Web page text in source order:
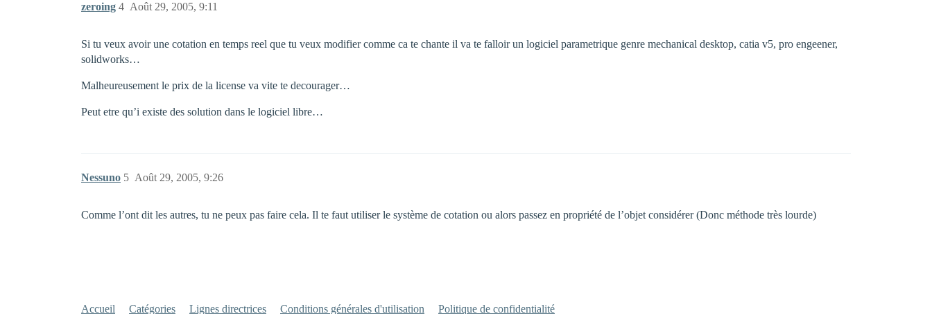
zeroing Août 29, 2005, 9:11
4
Si tu veux avoir une cotation en temps reel que tu veux modifier comme ca te chante il va te falloir un logiciel parametrique genre mechanical desktop, catia v5, pro engeener,
solidworks…
Malheureusement le prix de la license va vite te decourager…
Peut etre qu’i existe des solution dans le logiciel libre…
Nessuno Août 29, 2005, 9:26
5
Comme l’ont dit les autres, tu ne peux pas faire cela. Il te faut utiliser le système de cotation ou alors passez en propriété de l’objet considérer (Donc méthode très lourde)
Accueil Catégories Lignes directrices Conditions générales d'utilisation Politique de confidentialité